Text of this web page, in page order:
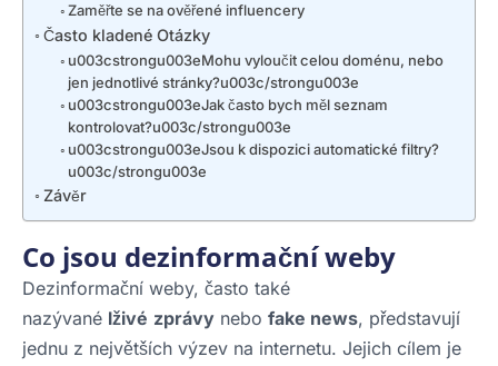
Zaměřte se na ověřené influencery
Často kladené Otázky
u003cstrongu003eMohu vyloučit celou doménu, nebo
jen jednotlivé stránky?u003c/strongu003e
u003cstrongu003eJak často bych měl seznam
kontrolovat?u003c/strongu003e
u003cstrongu003eJsou k dispozici automatické filtry?
u003c/strongu003e
Závěr
Co jsou dezinformační weby
Dezinformační weby, často také
nazývané lživé zprávy nebo fake news, představují
jednu z největších výzev na internetu. Jejich cílem je